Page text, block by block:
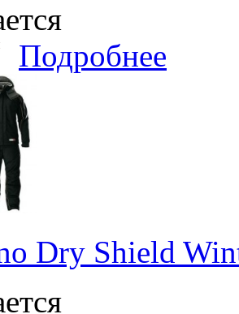
Подробнее
Dry Shield